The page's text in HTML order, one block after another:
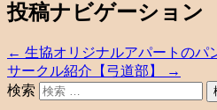
投稿ナビゲーション
← 生協オリジナルアパートのパ
サークル紹介【弓道部】
→
検索